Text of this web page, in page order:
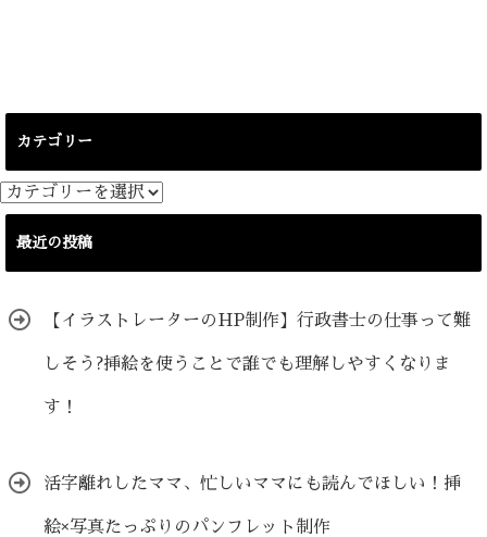
カテゴリー
カ
テ
最近の投稿
【イラストレーターのHP制作】行政書士の仕事って難
しそう?挿絵を使うことで誰でも理解しやすくなりま
す！
活字離れしたママ、忙しいママにも読んでほしい！挿
絵×写真たっぷりのパンフレット制作